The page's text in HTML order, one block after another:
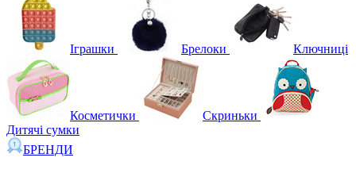
Іграшки Брелоки Ключниці
Косметички
Скриньки
Дитячі сумки
БРЕНДИ